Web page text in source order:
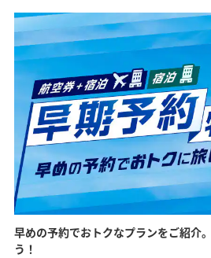
早めの予約でおトクなプランをご紹介
う！